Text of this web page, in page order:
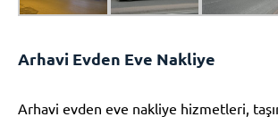
Arhavi Evden Eve Nakliye
Arhavi evden eve nakliye hizmetleri,